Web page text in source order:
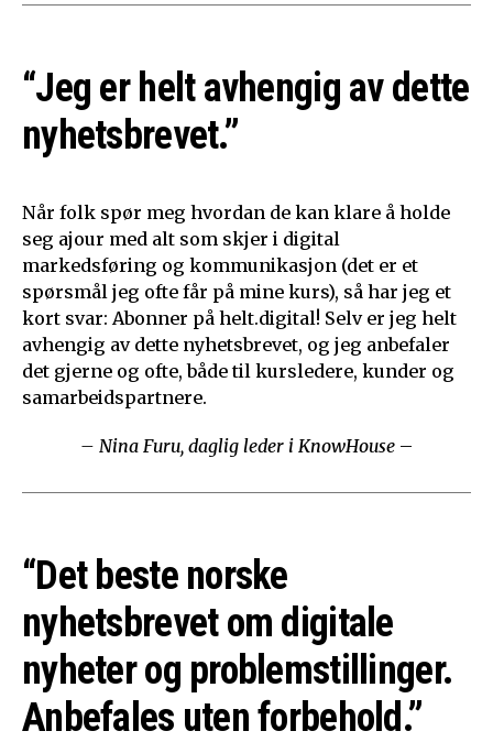
“Jeg er helt avhengig av dette
nyhetsbrevet.”
Når folk spør meg hvordan de kan klare å holde
seg ajour med alt som skjer i digital
markedsføring og kommunikasjon (det er et
spørsmål jeg ofte får på mine kurs), så har jeg et
kort svar: Abonner på helt.digital! Selv er jeg helt
avhengig av dette nyhetsbrevet, og jeg anbefaler
det gjerne og ofte, både til kursledere, kunder og
samarbeidspartnere.
– Nina Furu, daglig leder i KnowHouse –
“Det beste norske
nyhetsbrevet om digitale
nyheter og problemstillinger.
Anbefales uten forbehold.”